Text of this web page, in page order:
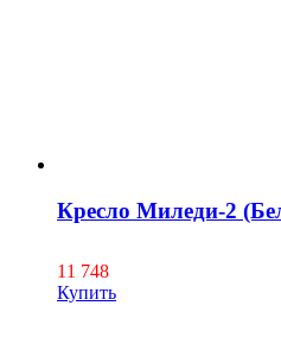
Кресло Миледи-2
11 748
Купить